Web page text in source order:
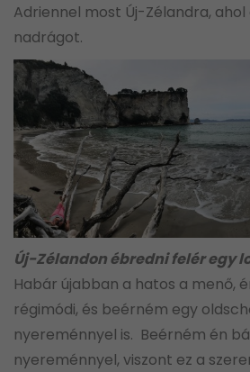
Adriennel most Új-Zélandra, ahol
nadrágot.
Új-Zélandon ébredni felér egy
Habár újabban a hatos a menő,
régimódi, és beérném egy
nyereménnyel is. Beérném én
nyereménnyel, viszont ez a